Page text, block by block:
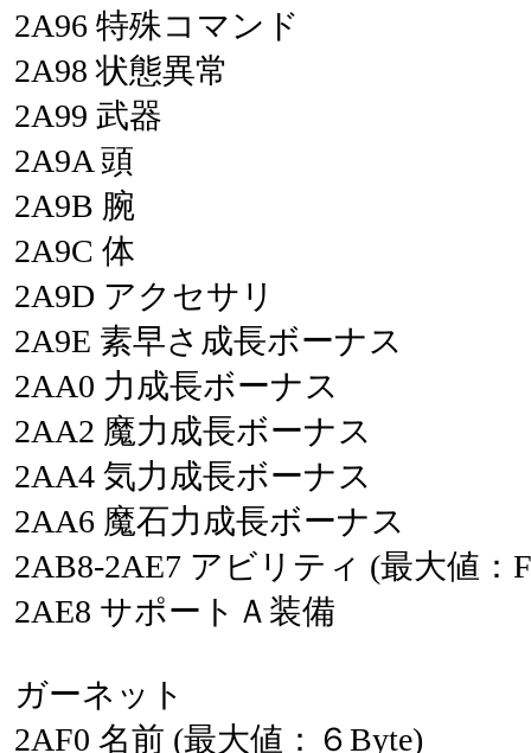
2A96 特殊コマンド
2A98 状態異常
2A99 武器
2A9A 頭
2A9B 腕
2A9C 体
2A9D アクセサリ
2A9E 素早さ成長ボーナス
2AA0 力成長ボーナス
2AA2 魔力成長ボーナス
2AA4 気力成長ボーナス
2AA6 魔石力成長ボーナス
2AB8-2AE7 アビリティ (最大値：
2AE8 サポートＡ装備
ガーネット
2AF0 名前 (最大値：６Byte)